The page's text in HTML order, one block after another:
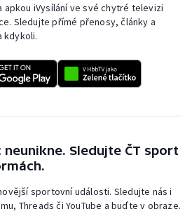
apkou iVysílání ve své chytré televizi
Sledujte přímé přenosy, články a
kdykoli.
Sledujte ČT sport
sportovní události. Sledujte nás i
Threads či YouTube a buďte v obraze.